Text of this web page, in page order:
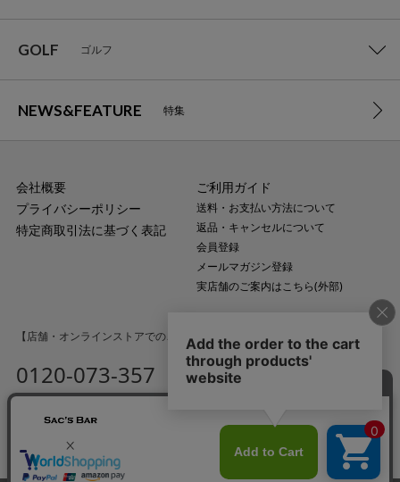
GOLF ゴルフ
NEWS&FEATURE 特集
会社概要
プライバシーポリシー
特定商取引法に基づく表記
ご利用ガイド
送料・お支払い方法について
返品・キャンセルについて
会員登録
メールマガジン登録
実店舗のご案内はこちら(外部)
【店舗・オンラインストアでのご購入に関するお問い合わせ】
0120-073-357 MAIL
（土・日・祝日・年末年始を除く）